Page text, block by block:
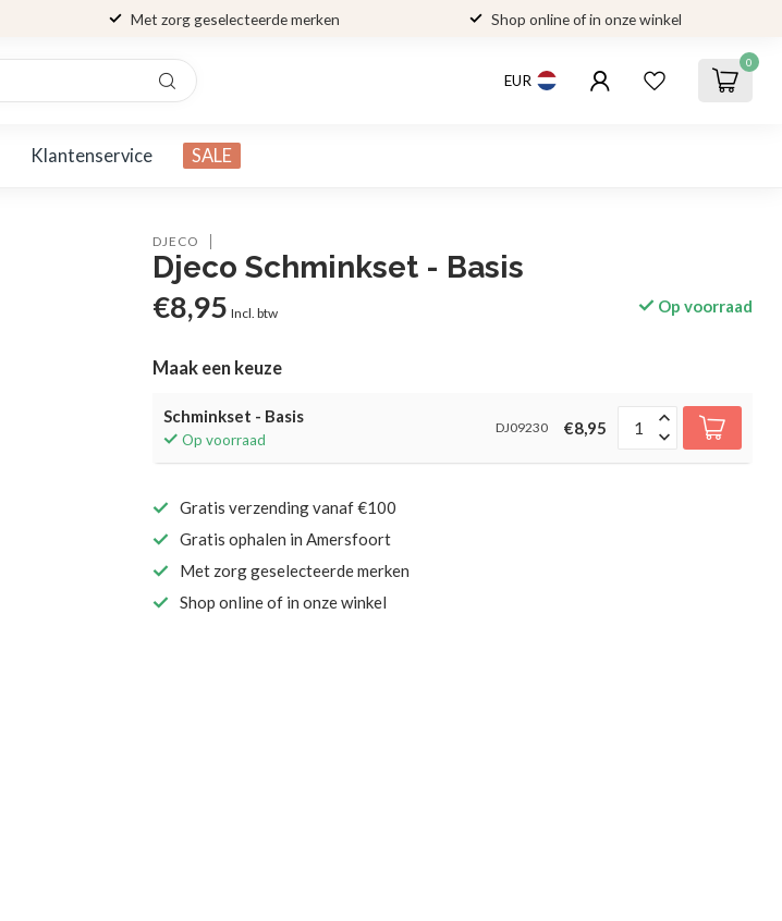
Met zorg geselecteerde merken Shop online of in onze winkel
EUR
0
Klantenservice SALE
DJECO
Djeco Schminkset - Basis
€8,95 Incl. btw Op voorraad
Maak een keuze
Schminkset - Basis
Op voorraad
DJ09230 €8,95
Gratis verzending vanaf €100
Gratis ophalen in Amersfoort
Met zorg geselecteerde merken
Shop online of in onze winkel